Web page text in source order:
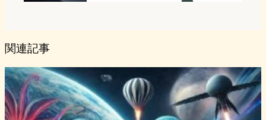
関連記事